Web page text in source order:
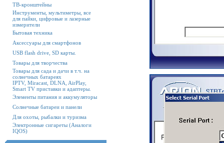
ТВ-кронштейны
Инструменты, мультиметры, все
для пайки, цифровые и лазерные
измерители
Бытовая техника
Аксессуары для смартфонов
USB flash drive, SD карты.
Товары для творчества
Товары для сада и дачи в т.ч. на
солнечных батареях
IPTV, Miracast, DLNA, AirPlay,
Smart TV приставки и адаптеры.
Элементы питания и аккумуляторы
Солнечные батареи и панели
Для охоты, рыбалки и туризма
Электронные сигареты (Аналоги
IQOS)